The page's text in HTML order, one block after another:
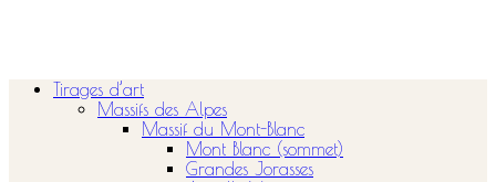
Tirages d’art
Massifs des Alpes
Massif du Mont-Blanc
Mont Blanc (sommet)
Grandes Jorasses